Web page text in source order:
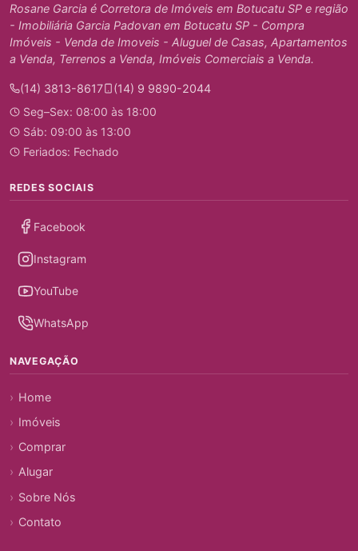
Rosane Garcia é Corretora de Imóveis em Botucatu SP e região
- Imobiliária Garcia Padovan em Botucatu SP - Compra
Imóveis - Venda de Imoveis - Aluguel de Casas, Apartamentos
a Venda, Terrenos a Venda, Imóveis Comerciais a Venda.
(14) 3813-8617
(14) 9 9890-2044
Seg–Sex: 08:00 às 18:00
Sáb: 09:00 às 13:00
Feriados: Fechado
REDES SOCIAIS
Facebook
Instagram
YouTube
WhatsApp
NAVEGAÇÃO
Home
Imóveis
Comprar
Alugar
Sobre Nós
Contato